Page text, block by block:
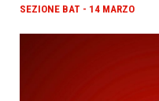
SEZIONE BAT - 14 MARZO